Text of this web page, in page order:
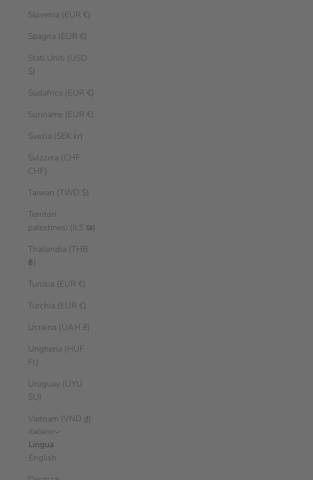
Slovenia (EUR €)
Spagna (EUR €)
Stati Uniti (USD
$)
Sudafrica (EUR €)
Suriname (EUR €)
Svezia (SEK kr)
Svizzera (CHF
CHF)
Taiwan (TWD $)
Territori
palestinesi (ILS ₪)
Thailandia (THB
฿)
Tunisia (EUR €)
Turchia (EUR €)
Ucraina (UAH ₴)
Ungheria (HUF
Ft)
Uruguay (UYU
$U)
Vietnam (VND ₫)
Italiano
Lingua
English